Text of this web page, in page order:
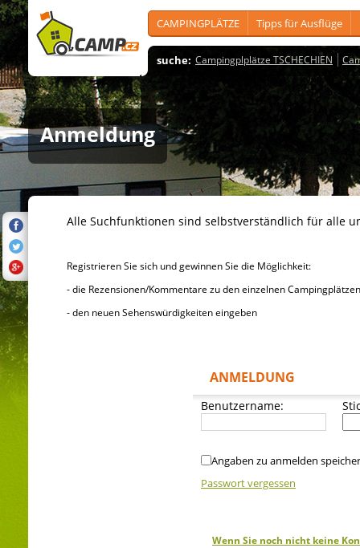
CAMPINGPLÄTZE Tipps für Ausflüge
suche: Campingplplätze TSCHECHIEN
Anmeldung
Alle Suchfunktionen sind selbstverständlich für alle
Registrieren Sie sich und gewinnen Sie die Möglichkeit:
- die Rezensionen/Kommentare zu den einzelnen
- den neuen Sehenswürdigkeiten eingeben
ANMELDUNG
Benutzername:
Angaben zu anmelden
Passwort vergessen
Wenn Sie noch nicht keine